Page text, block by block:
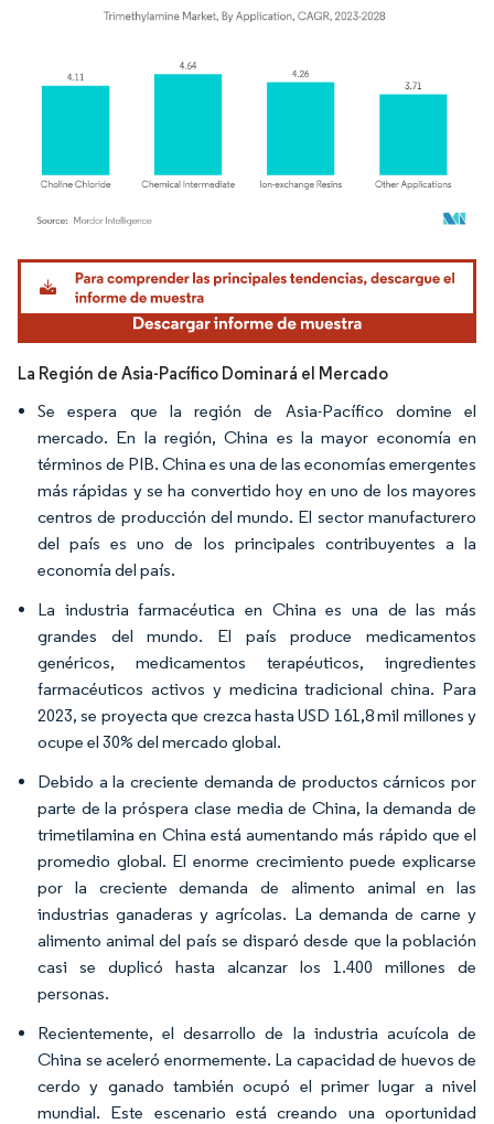
Imagen © Mordor Intelligence. El uso requiere atribución según CC BY 4.0.
La Región de Asia-Pacífico Dominará el Mercado
Se espera que la región de Asia-Pacífico domine el
mercado. En la región, China es la mayor economía en
términos de PIB. China es una de las economías emergentes
más rápidas y se ha convertido hoy en uno de los mayores
centros de producción del mundo. El sector manufacturero
del país es uno de los principales contribuyentes a la
economía del país.
La industria farmacéutica en China es una de las más
grandes del mundo. El país produce medicamentos
genéricos, medicamentos terapéuticos, ingredientes
farmacéuticos activos y medicina tradicional china. Para
2023, se proyecta que crezca hasta USD 161,8 mil millones y
ocupe el 30% del mercado global.
Debido a la creciente demanda de productos cárnicos por
parte de la próspera clase media de China, la demanda de
trimetilamina en China está aumentando más rápido que el
promedio global. El enorme crecimiento puede explicarse
por la creciente demanda de alimento animal en las
industrias ganaderas y agrícolas. La demanda de carne y
alimento animal del país se disparó desde que la población
casi se duplicó hasta alcanzar los 1.400 millones de
personas.
Recientemente, el desarrollo de la industria acuícola de
China se aceleró enormemente. La capacidad de huevos de
cerdo y ganado también ocupó el primer lugar a nivel
mundial. Este escenario está creando una oportunidad